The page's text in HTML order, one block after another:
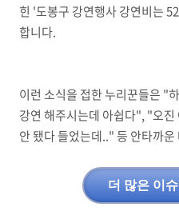
힌 '도봉구 강연행사 강연비는
합니다.
이런 소식을 접한 누리꾼들은 "
강연 해주시는데 아쉽다", "오
안 됐다 들었는데.." 등 안타까
더 많은 이